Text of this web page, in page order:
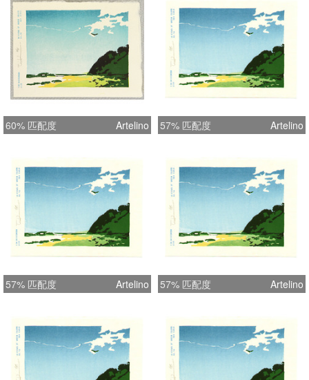
60% 匹配度 Artelino 57% 匹配度 Artelino
57% 匹配度 Artelino 57% 匹配度 Artelino